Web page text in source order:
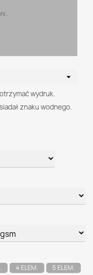
wydruk.
znaku wodnego.
4 ELEM.
5 ELEM.